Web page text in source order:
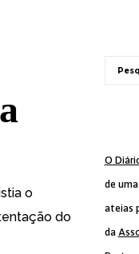
o
do
O
de
ateias
da